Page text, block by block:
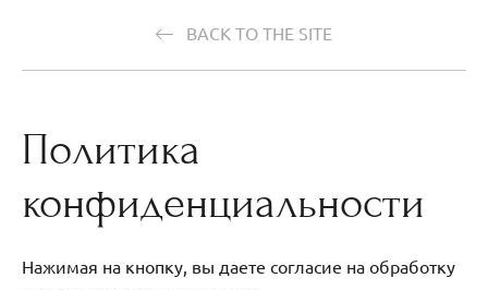
BACK TO THE SITE
Политика
конфиденциальности
Нажимая на кнопку, вы даете согласие на обработку